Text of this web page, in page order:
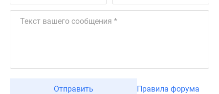
Отправить Правила форума